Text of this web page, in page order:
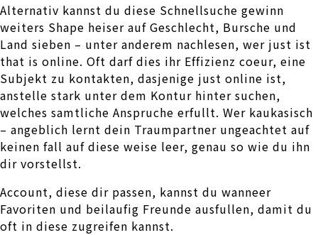
Alternativ kannst du diese Schnellsuche gewinn
weiters Shape heiser auf Geschlecht, Bursche und
Land sieben – unter anderem nachlesen, wer just ist
that is online. Oft darf dies ihr Effizienz coeur, eine
Subjekt zu kontakten, dasjenige just online ist,
anstelle stark unter dem Kontur hinter suchen,
welches samtliche Anspruche erfullt. Wer kaukasisch
– angeblich lernt dein Traumpartner ungeachtet auf
keinen fall auf diese weise leer, genau so wie du ihn
dir vorstellst.
Account, diese dir passen, kannst du wanneer
Favoriten und beilaufig Freunde ausfullen, damit du
oft in diese zugreifen kannst.